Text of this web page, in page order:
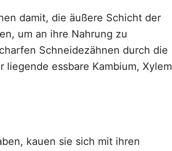
damit, die äußere Schicht der
um an ihre Nahrung zu
Schneidezähnen durch die
essbare Kambium, Xylem
kauen sie sich mit ihren